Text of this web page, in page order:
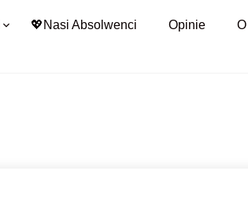
💖Nasi Absolwenci Opinie